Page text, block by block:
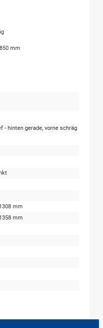
mm
- hinten gerade, vorne schräg
mm
mm